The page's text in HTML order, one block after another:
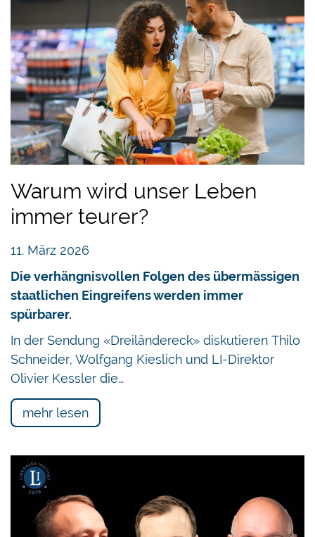
Warum wird unser Leben
immer teurer?
11. März 2026
Die verhängnisvollen Folgen des übermässigen
staatlichen Eingreifens werden immer
spürbarer.
In der Sendung «Dreiländereck» diskutieren Thilo
Schneider, Wolfgang Kieslich und LI-Direktor
Olivier Kessler die…
mehr lesen